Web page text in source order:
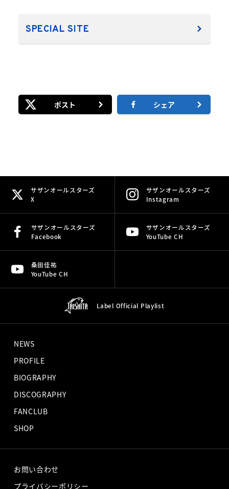
SPECIAL SITE
ポスト シェア
サザンオールスターズ
X
サザンオールスターズ
Instagram
サザンオールスターズ
Facebook
サザンオールスターズ
YouTube CH
桑田佳祐
YouTube CH
Label Official Playlist
NEWS
PROFILE
BIOGRAPHY
DISCOGRAPHY
FANCLUB
SHOP
お問い合わせ
プライバシーポリシー